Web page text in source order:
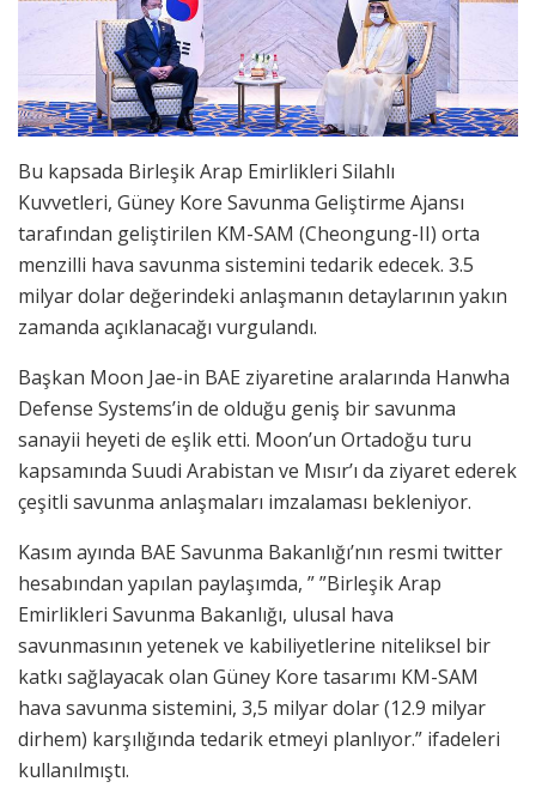
Bu kapsada Birleşik Arap Emirlikleri Silahlı
Kuvvetleri, Güney Kore Savunma Geliştirme Ajansı
tarafından geliştirilen KM-SAM (Cheongung-II) orta
menzilli hava savunma sistemini tedarik edecek. 3.5
milyar dolar değerindeki anlaşmanın detaylarının yakın
zamanda açıklanacağı vurgulandı.
Başkan Moon Jae-in BAE ziyaretine aralarında Hanwha
Defense Systems’in de olduğu geniş bir savunma
sanayii heyeti de eşlik etti. Moon’un Ortadoğu turu
kapsamında Suudi Arabistan ve Mısır’ı da ziyaret ederek
çeşitli savunma anlaşmaları imzalaması bekleniyor.
Kasım ayında BAE Savunma Bakanlığı’nın resmi twitter
hesabından yapılan paylaşımda, ” ”Birleşik Arap
Emirlikleri Savunma Bakanlığı, ulusal hava
savunmasının yetenek ve kabiliyetlerine niteliksel bir
katkı sağlayacak olan Güney Kore tasarımı KM-SAM
hava savunma sistemini, 3,5 milyar dolar (12.9 milyar
dirhem) karşılığında tedarik etmeyi planlıyor.” ifadeleri
kullanılmıştı.